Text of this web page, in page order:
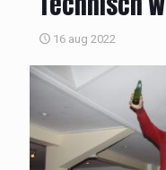
16 aug 2022